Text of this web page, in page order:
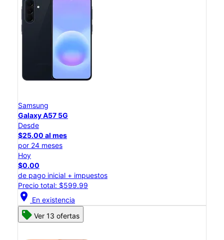
Samsung
Galaxy A57 5G
Desde
$25.00 al mes
por 24 meses
Hoy
$0.00
de pago inicial + impuestos
Precio total: $599.99
location_on En existencia
Ver 13 ofertas